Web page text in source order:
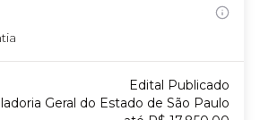
Edital Publicado
Geral do Estado de São Paulo